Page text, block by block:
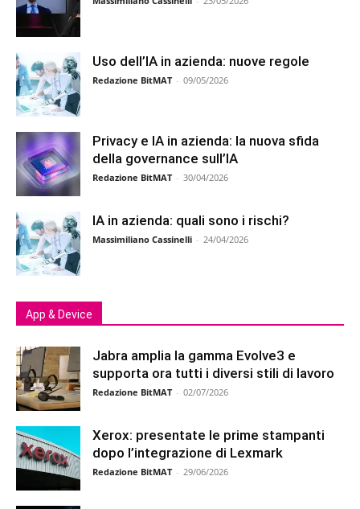
Uso dell’IA in azienda: nuove regole
Redazione BitMAT - 09/05/2026
Privacy e IA in azienda: la nuova sfida
della governance sull’IA
Redazione BitMAT - 30/04/2026
IA in azienda: quali sono i rischi?
Massimiliano Cassinelli - 24/04/2026
App & Device
Jabra amplia la gamma Evolve3 e
supporta ora tutti i diversi stili di lavoro
Redazione BitMAT - 02/07/2026
Xerox: presentate le prime stampanti
dopo l’integrazione di Lexmark
Redazione BitMAT - 29/06/2026